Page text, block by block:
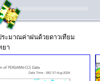
ะมาณค่าฝนด้วยดาวเทียม
ยา